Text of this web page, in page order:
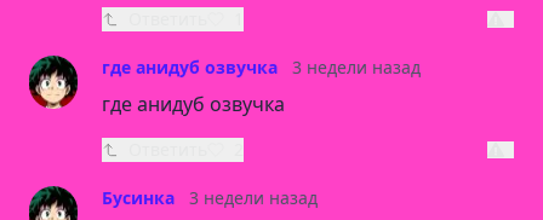
где анидуб озвучка 3 недели назад
где анидуб озвучка
Бусинка 3 недели назад